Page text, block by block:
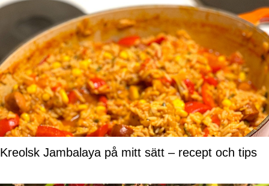
Kreolsk Jambalaya på mitt sätt – recept och tips